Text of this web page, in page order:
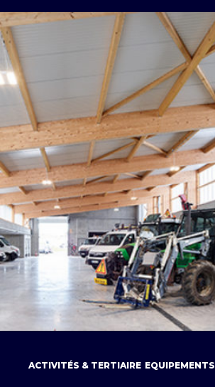
ACTIVITÉS & TERTIAIRE EQUIPEMENTS